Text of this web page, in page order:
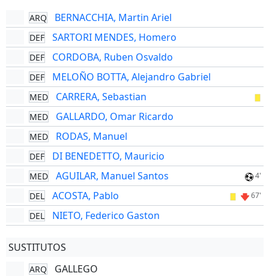
ARQ BERNACCHIA, Martin Ariel
DEF SARTORI MENDES, Homero
DEF CORDOBA, Ruben Osvaldo
DEF MELOÑO BOTTA, Alejandro Gabriel
MED CARRERA, Sebastian
MED GALLARDO, Omar Ricardo
MED RODAS, Manuel
DEF DI BENEDETTO, Mauricio
MED AGUILAR, Manuel Santos 4'
DEL ACOSTA, Pablo 67'
DEL NIETO, Federico Gaston
SUSTITUTOS
ARQ GALLEGO